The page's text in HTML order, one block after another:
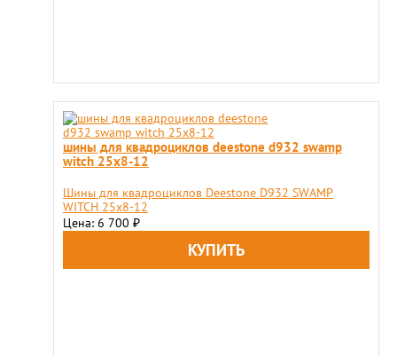
шины для квадроциклов deestone d932 swamp
witch 25x8-12
Шины для квадроциклов Deestone D932 SWAMP
WITCH 25x8-12
Цена: 6 700 ₽